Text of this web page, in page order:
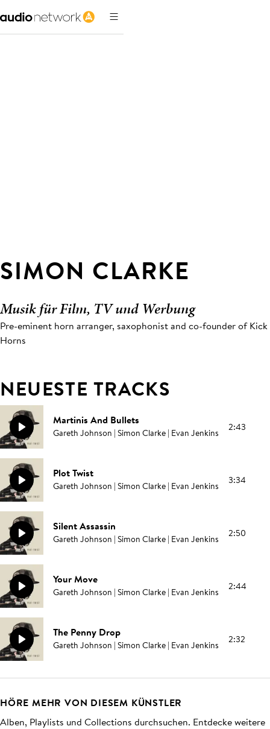
SIMON CLARKE
Musik für Film, TV und Werbung
Pre-eminent horn arranger, saxophonist and co-founder of Kick
Horns
NEUESTE TRACKS
Martinis And Bullets
Gareth Johnson | Simon Clarke | Evan Jenkins 2:43
Plot Twist
Gareth Johnson | Simon Clarke | Evan Jenkins 3:34
Silent Assassin
Gareth Johnson | Simon Clarke | Evan Jenkins 2:50
Your Move
Gareth Johnson | Simon Clarke | Evan Jenkins 2:44
The Penny Drop
Gareth Johnson | Simon Clarke | Evan Jenkins 2:32
HÖRE MEHR VON DIESEM KÜNSTLER
Alben, Playlists und Collections durchsuchen. Entdecke weitere